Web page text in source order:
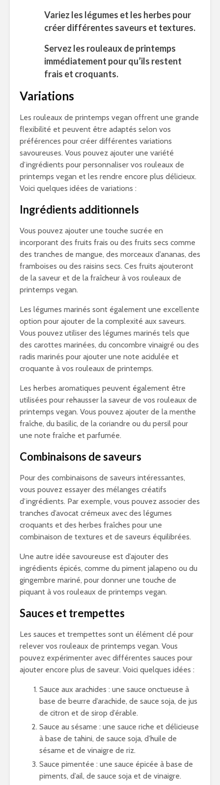
Variez les légumes et les herbes pour
créer différentes saveurs et textures.
Servez les rouleaux de printemps
immédiatement pour qu’ils restent
frais et croquants.
Variations
Les rouleaux de printemps vegan offrent une grande
flexibilité et peuvent être adaptés selon vos
préférences pour créer différentes variations
savoureuses. Vous pouvez ajouter une variété
d’ingrédients pour personnaliser vos rouleaux de
printemps vegan et les rendre encore plus délicieux.
Voici quelques idées de variations :
Ingrédients additionnels
Vous pouvez ajouter une touche sucrée en
incorporant des fruits frais ou des fruits secs comme
des tranches de mangue, des morceaux d’ananas, des
framboises ou des raisins secs. Ces fruits ajouteront
de la saveur et de la fraîcheur à vos rouleaux de
printemps vegan.
Les légumes marinés sont également une excellente
option pour ajouter de la complexité aux saveurs.
Vous pouvez utiliser des légumes marinés tels que
des carottes marinées, du concombre vinaigré ou des
radis marinés pour ajouter une note acidulée et
croquante à vos rouleaux de printemps.
Les herbes aromatiques peuvent également être
utilisées pour rehausser la saveur de vos rouleaux de
printemps vegan. Vous pouvez ajouter de la menthe
fraîche, du basilic, de la coriandre ou du persil pour
une note fraîche et parfumée.
Combinaisons de saveurs
Pour des combinaisons de saveurs intéressantes,
vous pouvez essayer des mélanges créatifs
d’ingrédients. Par exemple, vous pouvez associer des
tranches d’avocat crémeux avec des légumes
croquants et des herbes fraîches pour une
combinaison de textures et de saveurs équilibrées.
Une autre idée savoureuse est d’ajouter des
ingrédients épicés, comme du piment jalapeno ou du
gingembre mariné, pour donner une touche de
piquant à vos rouleaux de printemps vegan.
Sauces et trempettes
Les sauces et trempettes sont un élément clé pour
relever vos rouleaux de printemps vegan. Vous
pouvez expérimenter avec différentes sauces pour
ajouter encore plus de saveur. Voici quelques idées :
Sauce aux arachides : une sauce onctueuse à
base de beurre d’arachide, de sauce soja, de jus
de citron et de sirop d’érable.
Sauce au sésame : une sauce riche et délicieuse
à base de tahini, de sauce soja, d’huile de
sésame et de vinaigre de riz.
Sauce pimentée : une sauce épicée à base de
piments, d’ail, de sauce soja et de vinaigre.